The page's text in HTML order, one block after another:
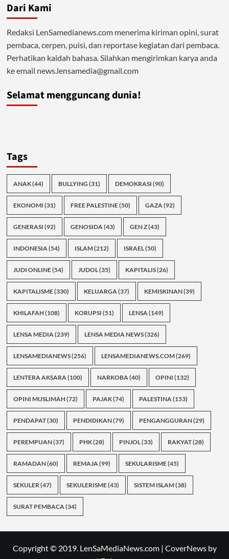
Dari Kami
Redaksi LenSamedianews.com menerima kiriman opini, surat
pembaca, cerpen, puisi, dan reportase kegiatan dari pembaca.
Perhatikan kaidah bahasa. Silahkan mengirimkan karya anda
ke email news.lensamedia@gmail.com
Selamat mengguncang dunia!
Tags
ANAK(44) BULLYING (31) DEMOKRASI (90)
EKONOMI (31) FREE PALESTINE(50) GAZA (92)
GENERASI (92) GENOSIDA (43) GEN Z(43)
INDONESIA (54) ISLAM(212) ISRAEL(50)
JUDI ONLINE(54) JUDOL(35) KAPITALIS(26)
KAPITALISME(330) KELUARGA (37) KEMISKINAN(39)
KHILAFAH(108) KORUPSI (51) LENSA (149)
LENSA MEDIA (239) LENSA MEDIA NEWS(326)
LENSAMEDIANEWS(256) LENSAMEDIANEWS.COM(269)
LENTERA AKSARA (100) NARKOBA (40) OPINI (132)
OPINI MUSLIMAH(72) PAJAK(74) PALESTINA (153)
PENDAPAT(30) PENDIDIKAN(79) PENGANGGURAN(29)
PEREMPUAN(37) PHK(28) PINJOL(33) RAKYAT(28)
RAMADAN(60) REMAJA (99) SEKULARISME(45)
SEKULER (47) SEKULERISME(43) SISTEM ISLAM(38)
SURAT PEMBACA (34)
Copyright © 2019. LenSaMediaNews.com | CoverNewsby